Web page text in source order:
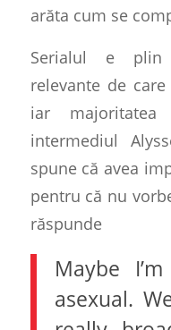
arăta cum se
Serialul e plin
relevante de
iar
intermediul
spune că avea
pentru că nu
răspunde
Maybe
asexual.